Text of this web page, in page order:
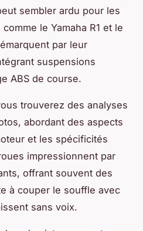
sembler ardu pour les
le Yamaha R1 et le
par leur
suspensions
ABS de course.
trouverez des analyses
abordant des aspects
et les spécificités
impressionnent par
offrant souvent des
à couper le souffle avec
sans voix.